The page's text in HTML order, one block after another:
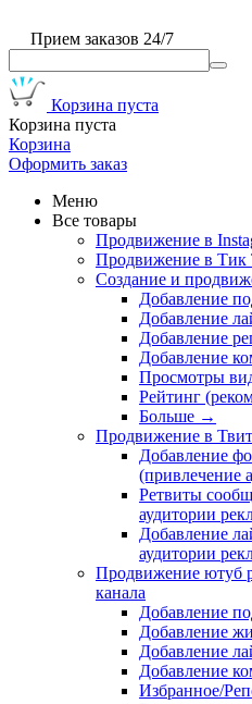
Прием заказов 24/7
Корзина пуста
Корзина пуста
Корзина
Оформить заказ
Меню
Все товары
Продвижение в
Продвижение в Тик
Создание и
Добавление
Добавление
Добавление
Добавление
Просмотры
Рейтинг
Больше →
Продвижение в
Добавление
(привлечение
Ретвиты
аудитории
Добавление
аудитории
Продвижение ютуб
канала
Добавление
Добавление
Добавление
Добавление
Избранное/